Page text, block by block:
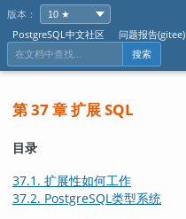
版本：
PostgreSQL中文社区
问题报告(gitee)
搜索
第 37 章 扩展SQL
目录
37.1. 扩展性如何工作
37.2. PostgreSQL类型系统